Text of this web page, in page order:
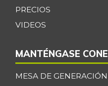
PRECIOS
VIDEOS
MANTÉNGASE
MESA DE